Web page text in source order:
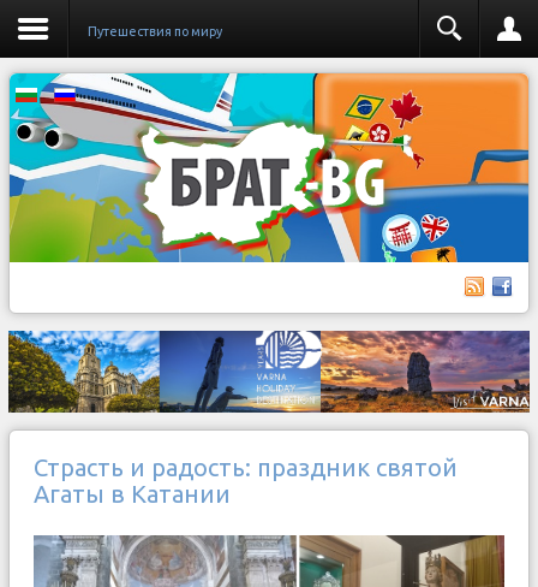
Путешествия по миру
Страсть и радость: праздник святой
Агаты в Катании